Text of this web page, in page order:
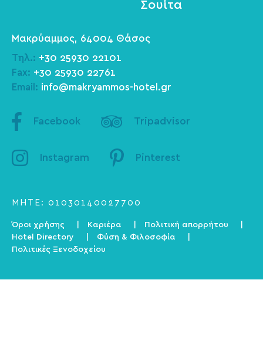
Σουίτα
Μακρύαμμος, 64004 Θάσος
Τηλ.: +30 25930 22101
Fax: +30 25930 22761
Email: info@makryammos-hotel.gr
Facebook Tripadvisor
Instagram Pinterest
ΜΗΤΕ: 01030140027700
Όροι χρήσης Καριέρα
Πολιτική απορρήτου
Hotel Directory
Φύση & Φιλοσοφία
Πολιτικές Ξενοδοχείου